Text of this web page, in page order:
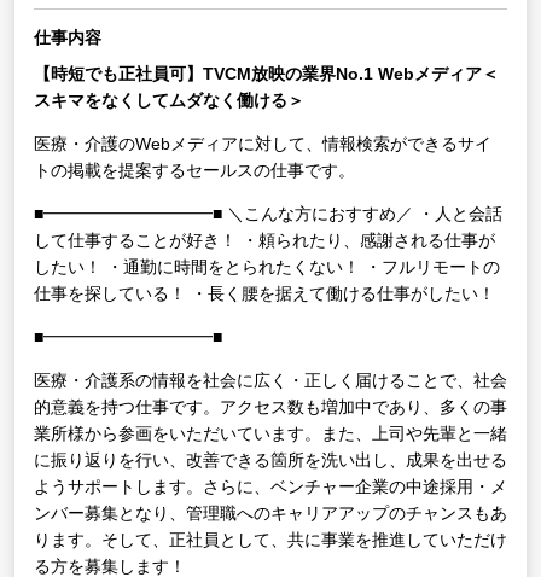
仕事内容
【時短でも正社員可】TVCM放映の業界No.1 Webメディア＜
スキマをなくしてムダなく働ける＞
医療・介護のWebメディアに対して、情報検索ができるサイ
トの掲載を提案するセールスの仕事です。
■━━━━━━━━━━■ ＼こんな方におすすめ／
・人と会話
して仕事することが好き！
・頼られたり、感謝される仕事が
したい！
・通勤に時間をとられたくない！
・フルリモートの
仕事を探している！
・長く腰を据えて働ける仕事がしたい！
■━━━━━━━━━━■
医療・介護系の情報を社会に広く・正しく届けることで、社会
的意義を持つ仕事です。アクセス数も増加中であり、多くの事
業所様から参画をいただいています。また、上司や先輩と一緒
に振り返りを行い、改善できる箇所を洗い出し、成果を出せる
ようサポートします。さらに、ベンチャー企業の中途採用・メ
ンバー募集となり、管理職へのキャリアアップのチャンスもあ
ります。そして、正社員として、共に事業を推進していただけ
る方を募集します！